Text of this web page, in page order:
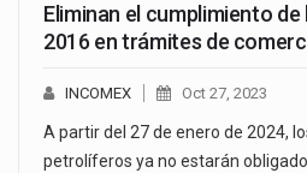
Eliminan el cumplimiento de
2016 en trámites de
INCOMEX Oct 27, 2023
A partir del 27 de enero de 2024,
petrolíferos ya no estarán